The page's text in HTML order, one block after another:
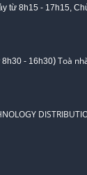
từ 8h15 - 17h15,
8h30 - 16h30)Toà